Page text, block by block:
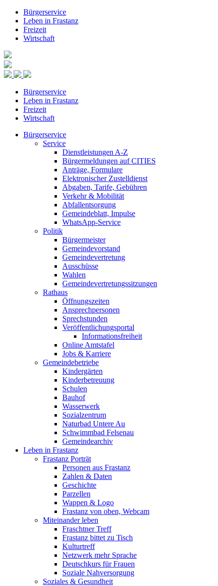
Bürgerservice
Leben in Frastanz
Freizeit
Wirtschaft
Bürgerservice
Leben in Frastanz
Freizeit
Wirtschaft
Bürgerservice
Service
Dienstleistungen A-Z
Bürgermeldungen auf CITIES
Anträge, Formulare
Elektronischer Zustelldienst
Abgaben, Tarife, Gebühren
Verkehr & Mobilität
Abfallentsorgung
Gemeindeblatt, Impulse
WhatsApp-Service
Politik
Bürgermeister
Gemeindevorstand
Gemeindevertretung
Ausschüsse
Wahlen
Gemeindevertretungssitzungen
Rathaus
Öffnungszeiten
Ansprechpersonen
Sprechstunden
Veröffentlichungsportal
Informationsfreiheit
Online Amtstafel
Jobs & Karriere
Gemeindebetriebe
Kindergärten
Kinderbetreuung
Schulen
Bauhof
Wasserwerk
Sozialzentrum
Naturbad Untere Au
Schwimmbad Felsenau
Gemeindearchiv
Leben in Frastanz
Frastanz Porträt
Personen aus Frastanz
Zahlen & Daten
Geschichte
Parzellen
Wappen & Logo
Frastanz von oben, Webcam
Miteinander leben
Fraschtner Treff
Frastanz bittet zu Tisch
Kulturtreff
Netzwerk mehr Sprache
Deutschkurs für Frauen
Soziale Nahversorgung
Soziales & Gesundheit